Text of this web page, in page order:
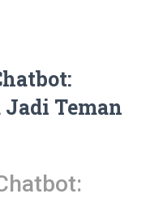
Teman